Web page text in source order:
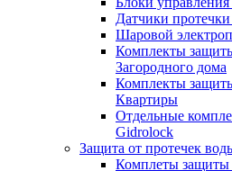
Датчики
Шаровой
Комплекты
Загородного дома
Комплекты
Квартиры
Отдельные
Gidrolock
Защита от протечек
Комплеты защиты